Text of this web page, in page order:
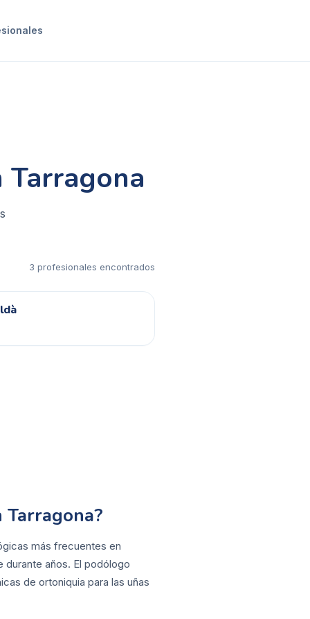
Tarragona
3 profesionales encontrados
más frecuentes en
durante años. El podólogo
de ortoniquia para las uñas